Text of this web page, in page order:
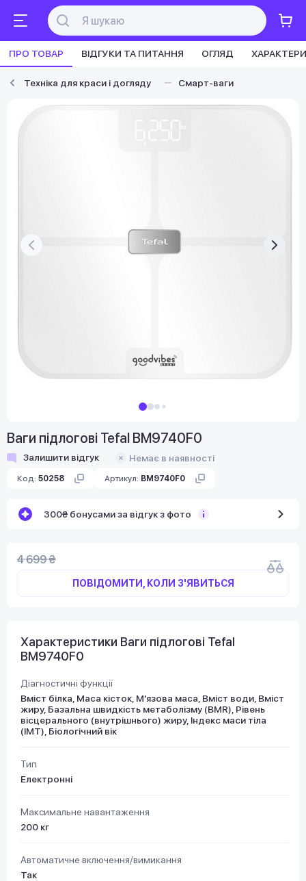
ПРО ТОВАР ВІДГУКИ ТА ПИТАННЯ ОГЛЯД
Техніка для краси і догляду Смарт-ваги
Ваги підлогові Tefal BM9740F0
Залишити відгук Немає в наявності
Код: 50258 Артикул: BM9740F0
300₴ бонусами за відгук з фото
4 699 ₴
ПОВІДОМИТИ, КОЛИ З'ЯВИТЬСЯ
Характеристики Ваги підлогові Tefal
BM9740F0
Діагностичні функції
Вміст білка, Маса кісток, М'язова маса, Вміст води, Вміст
жиру, Базальна швидкість метаболізму (BMR), Рівень
вісцерального (внутрішнього) жиру, Індекс маси тіла
(ІМТ), Біологічний вік
Тип
Електронні
Максимальне навантаження
200 кг
Автоматичне включення/вимикання
Так